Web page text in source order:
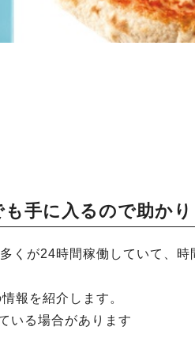
手に入るので助かり
くが24時間稼働していて、
報を紹介します。
いる場合があります